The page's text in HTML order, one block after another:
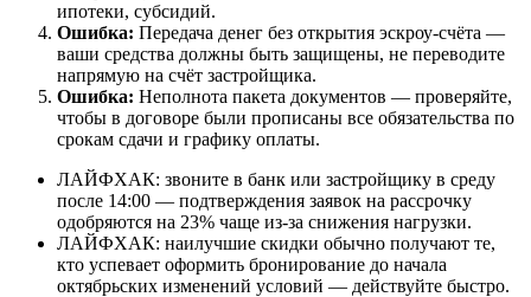
ипотеки, субсидий.
Ошибка: Передача денег без открытия эскроу-счёта —
ваши средства должны быть защищены, не переводите
напрямую на счёт застройщика.
Ошибка: Неполнота пакета документов — проверяйте,
чтобы в договоре были прописаны все обязательства по
срокам сдачи и графику оплаты.
ЛАЙФХАК: звоните в банк или застройщику в среду
после 14:00 — подтверждения заявок на рассрочку
одобряются на 23% чаще из-за снижения нагрузки.
ЛАЙФХАК: наилучшие скидки обычно получают те,
кто успевает оформить бронирование до начала
октябрьских изменений условий — действуйте быстро.